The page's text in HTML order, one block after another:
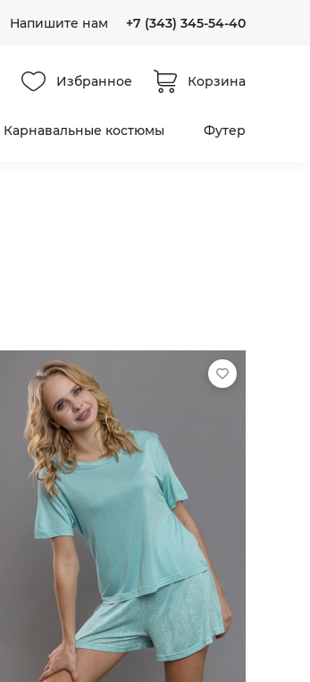
Напишите нам +7 (343) 345-54-40
Избранное Корзина
Карнавальные костюмы Футер